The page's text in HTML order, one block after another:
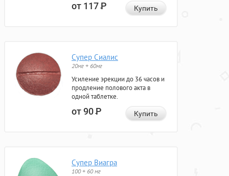
от 117Р Купить
Супер Сиалис
20мг + 60мг
Усиление эрекции до 36 часов и
продление полового акта в
одной таблетке.
от 90Р Купить
Супер Виагра
100 + 60 мг